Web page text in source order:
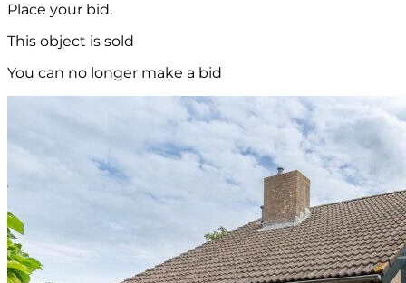
Place your bid.
This object is sold
You can no longer make a bid